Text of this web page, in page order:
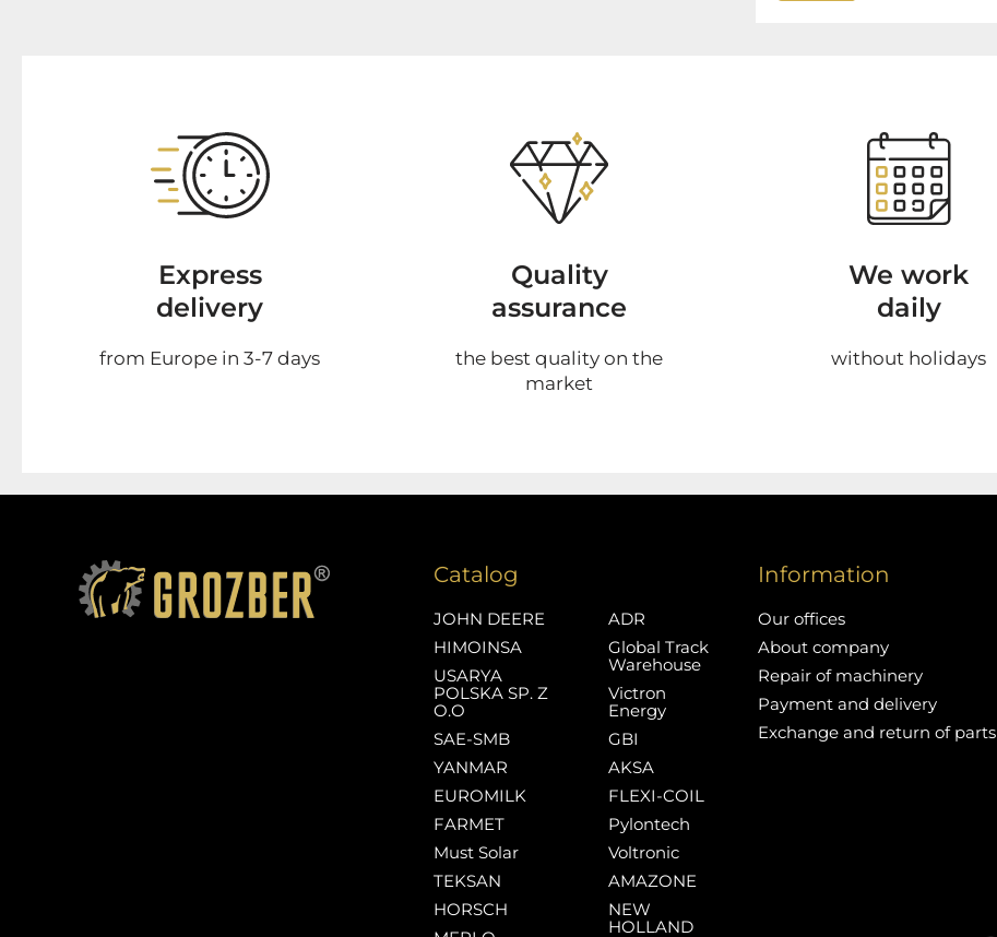
Express
delivery
from Europe in 3-7 days
Quality
assurance
the best quality on the
market
We work
daily
without holidays
Catalog
JOHN DEERE
HIMOINSA
USARYA
POLSKA SP. Z
O.O
SAE-SMB
YANMAR
EUROMILK
FARMET
Must Solar
TEKSAN
HORSCH
ADR
Global Track
Warehouse
Victron
Energy
GBI
AKSA
FLEXI-COIL
Pylontech
Voltronic
AMAZONE
NEW
HOLLAND
Information
Our offices
About company
Repair of machinery
Payment and delivery
Exchange and return of parts